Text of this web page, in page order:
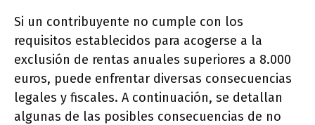
Si un contribuyente no cumple con los
requisitos establecidos para acogerse a la
exclusión de rentas anuales superiores a 8.000
euros, puede enfrentar diversas consecuencias
legales y fiscales. A continuación, se detallan
algunas de las posibles consecuencias de no